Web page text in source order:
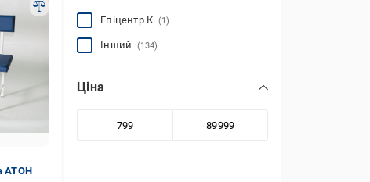
АТОН
Епіцентр К (1)
Інший (134)
Ціна